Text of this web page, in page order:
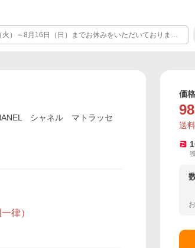
）～8月16日（日）までお休みをいただいております
の発送ができません。 8月17日（月）より順次対応い
シャネル マトラッセ
律）
価格
送